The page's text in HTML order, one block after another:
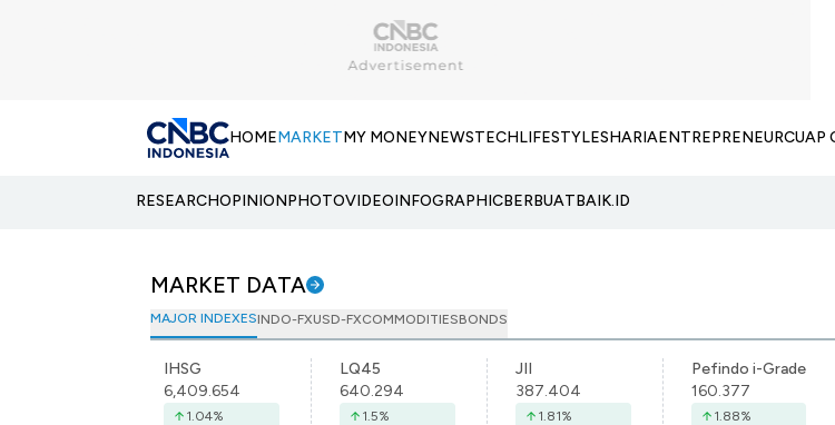
HOMEMARKETMY MONEYNEWSTECHLIFESTYLESHARIAENTREPRENEURCUAP
RESEARCHOPINIONPHOTOVIDEOINFOGRAPHICBERBUATBAIK.ID
MARKET DATA
MAJOR INDEXESINDO-FXUSD-FXCOMMODITIESBONDS
IHSG
6,409.654
1.04%
LQ45
640.294
1.5%
JII
387.404
1.81%
Pefindo i-Grade
160.377
1.88%